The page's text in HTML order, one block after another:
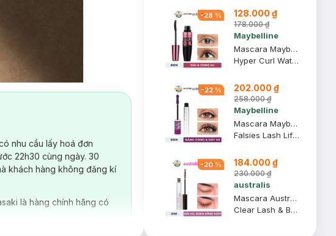
nhu cầu lấy hoá đơn
22h30 cùng ngày. 30
khách hàng không đăng kí
là hàng chính hãng có
-28 % 128.000 ₫
178.000 ₫
Maybelline
Mascara Maybelline Dài Mi và Cong Mi, Chuốt Mi Đen 9.2ml
Hyper Curl Waterproof Mascara
-22 % 202.000 ₫
258.000 ₫
Maybelline
Mascara Maybelline Uốn Mi, Nâng Mi và Làm Dày Mi 8.6ml
Falsies Lash Lift Mascara
-20% 184.000 ₫
230.000 ₫
australis
Mascara Australis Trong Suốt Dài Mi & Định Hình Chân Mày 8ml
Clear Lash & Brow Extender